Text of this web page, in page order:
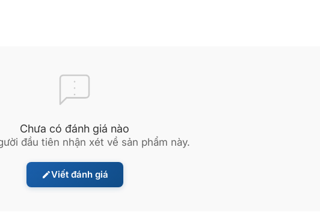
lý tưởng cho các khu vực xa xôi như trang trại, công trường hay nhà
Chưa có đánh giá nào
đầu tiên nhận xét về sản phẩm này.
Viết đánh giá